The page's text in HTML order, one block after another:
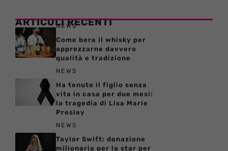
ARTICOLI RECENTI
NEWS
Come bere il whisky per
apprezzarne davvero
qualità e tradizione
NEWS
Ha tenuto il figlio senza
vita in casa per due mesi:
la tragedia di Lisa Marie
Presley
NEWS
Taylor Swift: donazione
milionaria per la star per